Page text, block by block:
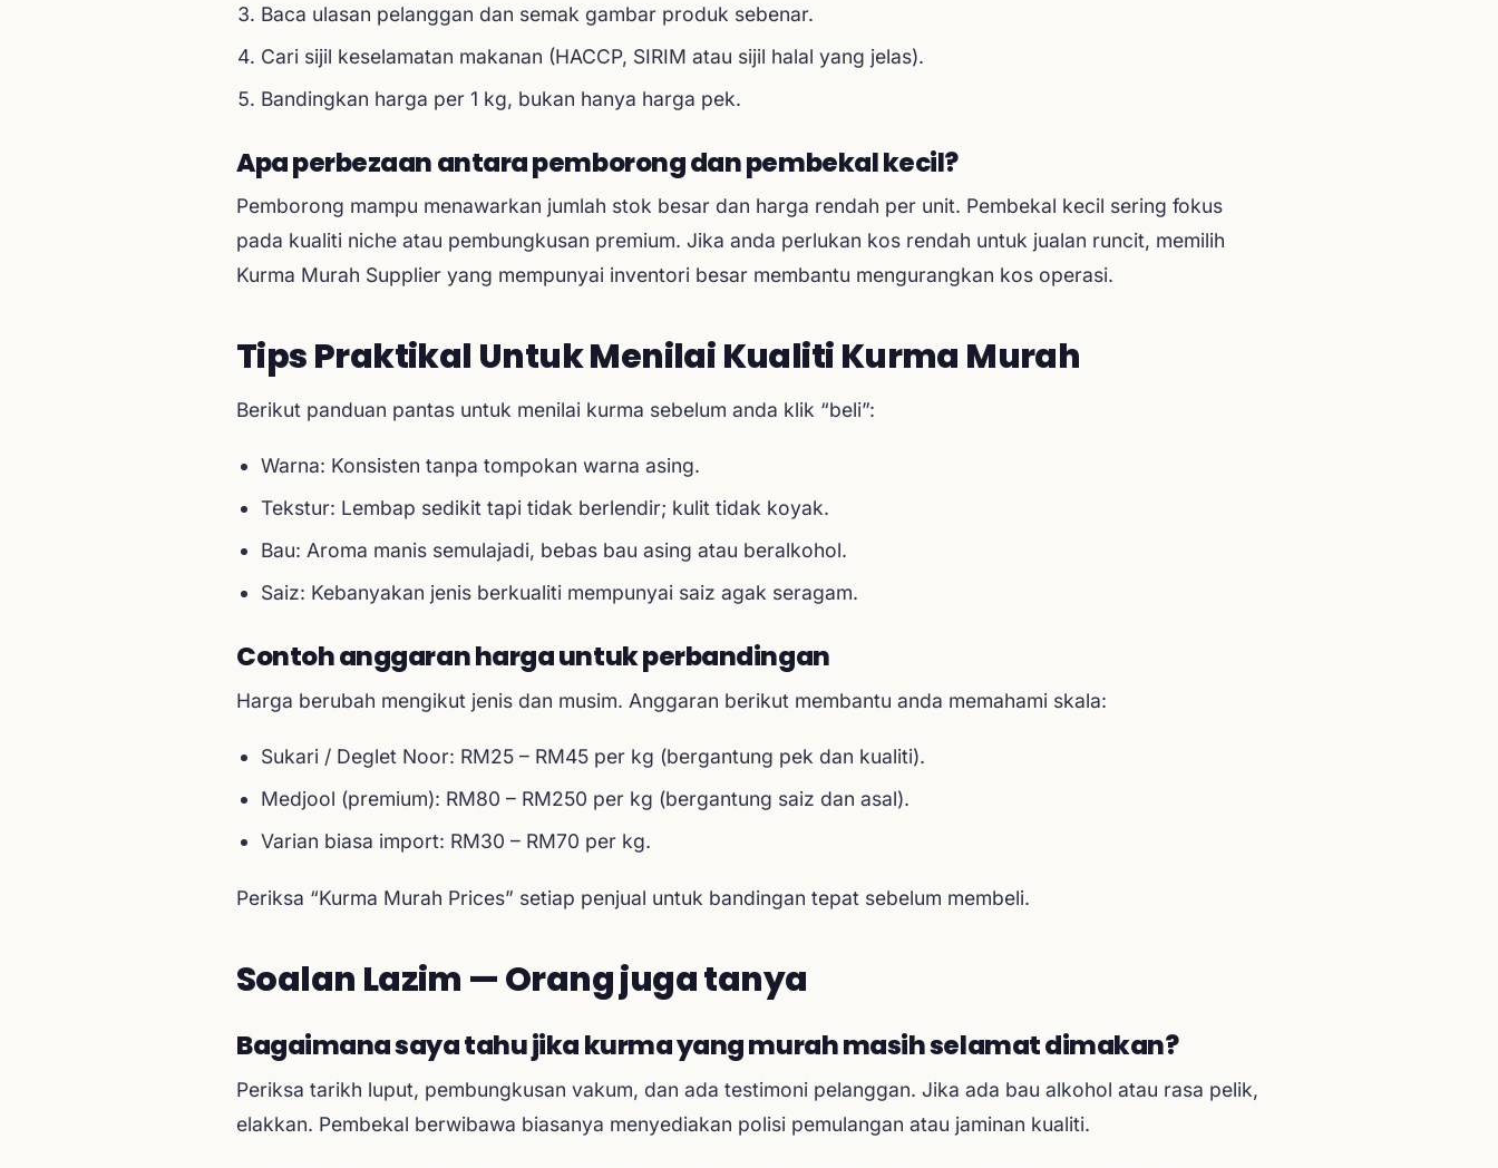
Baca ulasan pelanggan dan semak gambar produk sebenar.
Cari sijil keselamatan makanan (HACCP, SIRIM atau sijil halal yang jelas).
Bandingkan harga per 1 kg, bukan hanya harga pek.
Apa perbezaan antara pemborong dan pembekal kecil?
Pemborong mampu menawarkan jumlah stok besar dan harga rendah per unit. Pembekal kecil sering fokus
pada kualiti niche atau pembungkusan premium. Jika anda perlukan kos rendah untuk jualan runcit, memilih
Kurma Murah Supplier yang mempunyai inventori besar membantu mengurangkan kos operasi.
Tips Praktikal Untuk Menilai Kualiti Kurma Murah
Berikut panduan pantas untuk menilai kurma sebelum anda klik “beli”:
Warna: Konsisten tanpa tompokan warna asing.
Tekstur: Lembap sedikit tapi tidak berlendir; kulit tidak koyak.
Bau: Aroma manis semulajadi, bebas bau asing atau beralkohol.
Saiz: Kebanyakan jenis berkualiti mempunyai saiz agak seragam.
Contoh anggaran harga untuk perbandingan
Harga berubah mengikut jenis dan musim. Anggaran berikut membantu anda memahami skala:
Sukari / Deglet Noor: RM25 – RM45 per kg (bergantung pek dan kualiti).
Medjool (premium): RM80 – RM250 per kg (bergantung saiz dan asal).
Varian biasa import: RM30 – RM70 per kg.
Periksa “Kurma Murah Prices” setiap penjual untuk bandingan tepat sebelum membeli.
Soalan Lazim — Orang juga tanya
Bagaimana saya tahu jika kurma yang murah masih selamat dimakan?
Periksa tarikh luput, pembungkusan vakum, dan ada testimoni pelanggan. Jika ada bau alkohol atau rasa pelik,
elakkan. Pembekal berwibawa biasanya menyediakan polisi pemulangan atau jaminan kualiti.